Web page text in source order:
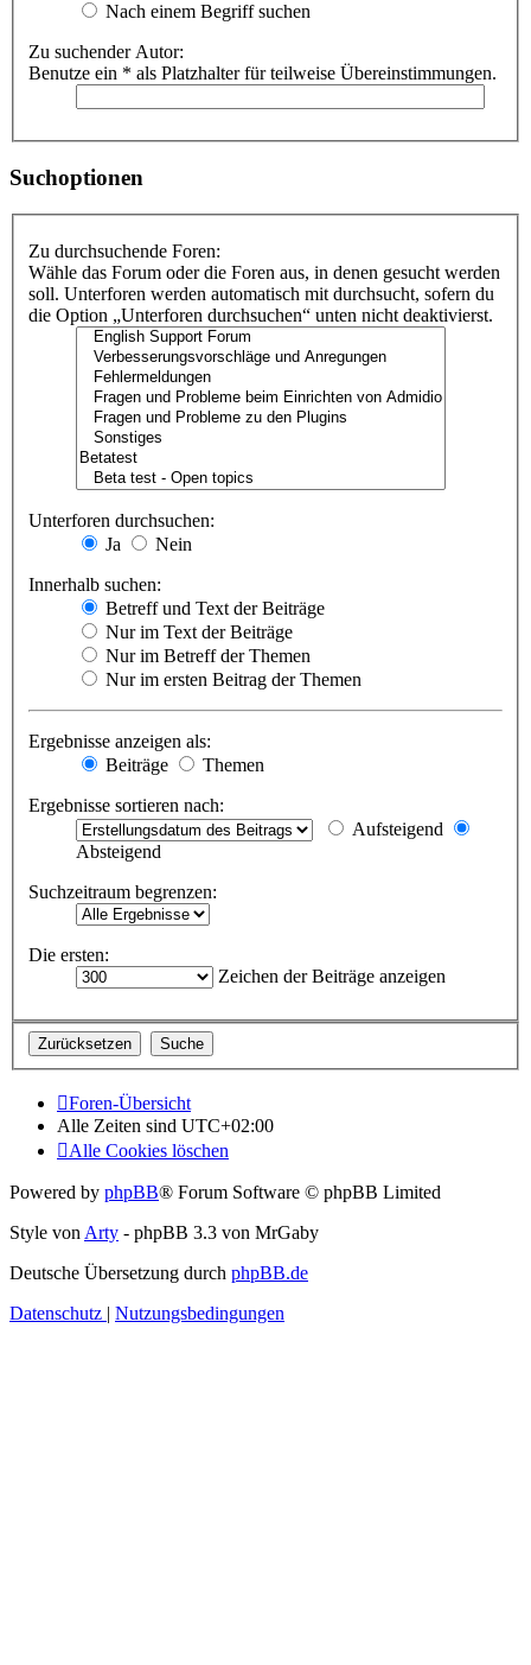
Nach einem Begriff suchen
Zu suchender Autor:
Benutze ein * als Platzhalter für teilweise Übereinstimmungen.
Suchoptionen
Zu durchsuchende Foren:
Wähle das Forum oder die Foren aus, in denen gesucht werden
soll. Unterforen werden automatisch mit durchsucht, sofern du
die Option „Unterforen durchsuchen“ unten nicht deaktivierst.
Unterforen durchsuchen:
Ja
Nein
Innerhalb suchen:
Betreff und Text der Beiträge
Nur im Text der Beiträge
Nur im Betreff der Themen
Nur im ersten Beitrag der Themen
Ergebnisse anzeigen als:
Beiträge
Themen
Ergebnisse sortieren nach:
Aufsteigend
Absteigend
Suchzeitraum begrenzen:
Die ersten:
Zeichen der Beiträge anzeigen
Foren-Übersicht
Alle Zeiten sind UTC+02:00
Alle Cookies löschen
Powered by phpBB® Forum Software © phpBB Limited
Style von Arty - phpBB 3.3 von MrGaby
Deutsche Übersetzung durch phpBB.de
Datenschutz | Nutzungsbedingungen